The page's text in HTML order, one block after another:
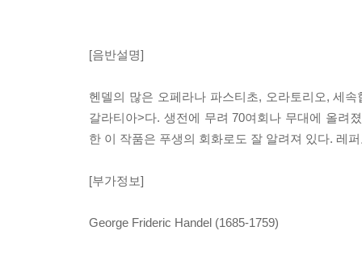
[음반설명]
헨델의 많은 오페라나 파스티초, 오라토리오, 세
갈라티아>다. 생전에 무려 70여회나 무대에 올려
한 이 작품은 푸생의 회화로도 잘 알려져 있다. 레
[부가정보]
George Frideric Handel (1685-1759)